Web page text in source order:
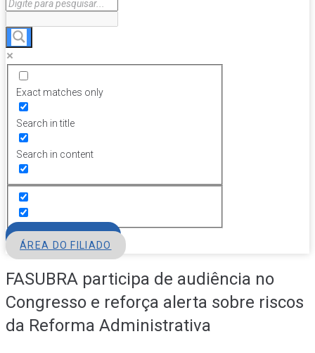
Exact matches only
Search in title
Search in content
ÁREA DO FILIADO
FASUBRA participa de audiência no
Congresso e reforça alerta sobre riscos
da Reforma Administrativa